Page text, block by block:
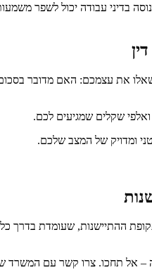
בדיני עבודה יכול לשפר
את עצמכם: האם מדובר
שקלים שמגיעים לכם.
ומדויק של המצב שלכם.
ההתיישנות, שעומדת בדרך
תחכו. צרו קשר עם המשרד